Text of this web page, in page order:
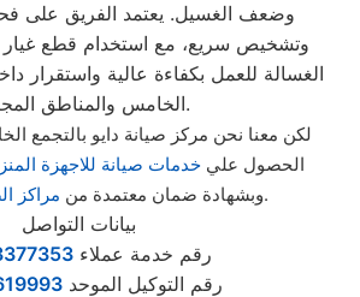
وضعف الغسيل. يعتمد الفريق على
وتشخيص سريع، مع استخدام قطع
الغسالة للعمل بكفاءة عالية واستقرار
الخامس والمناطق المجاورة.
لكن معنا نحن مركز صيانة دايو بالتجمع
الحصول علي خدمات صيانة للاجهزة
وبشهادة ضمان معتمدة من مراكز .
بيانات التواصل
رقم خدمة عملاء
رقم التوكيل الموحد